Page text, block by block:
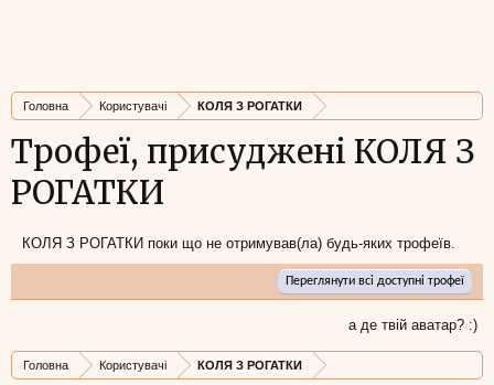
Головна Користувачі КОЛЯ З РОГАТКИ
Трофеї, присуджені КОЛЯ З
РОГАТКИ
КОЛЯ З РОГАТКИ поки що не отримував(ла) будь-яких трофеїв.
Переглянути всі доступні трофеї
а де твій аватар? :)
Головна Користувачі КОЛЯ З РОГАТКИ